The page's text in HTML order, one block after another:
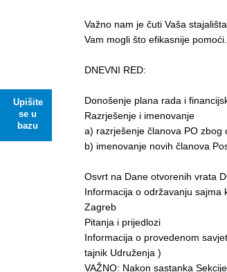
Upišite
se u
bazu
Važno nam je čuti Vaša
Vam mogli što efikasnije pomoći.
DNEVNI RED:
Donošenje plana rada i
Razrješenje i imenovanje
a) razrješenje članova PO zbog
b) imenovanje novih članova
Osvrt na Dane otvorenih vrata
Informacija o održavanju sajma
Zagreb
Pitanja i prijedlozi
Informacija o provedenom
tajnik Udruženja )
VAŽNO: Nakon sastanka